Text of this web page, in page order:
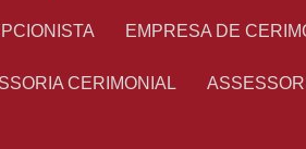
EMPRESA DE
CERIMONIAL